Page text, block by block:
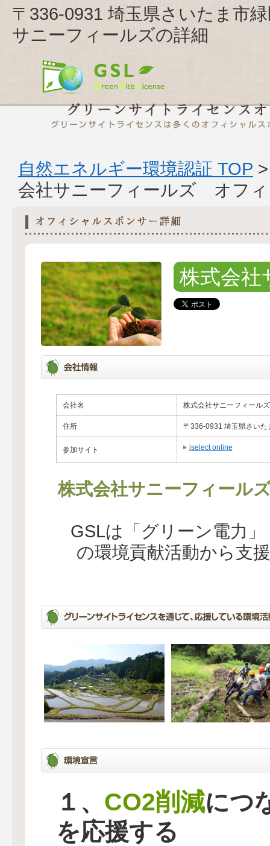
〒336-0931 埼玉県さいたま市
サニーフィールズの詳細
自然エネルギー環境認証 TOP
会社サニーフィールズ オフ
株式会社
会社名 株式会社サニーフィールズ
住所 〒336-0931 埼玉県さいた
参加サイト iselect online
株式会社サニーフィール
GSLは「グリーン電力
の環境貢献活動から支
１、 CO2削減につ
を応援する